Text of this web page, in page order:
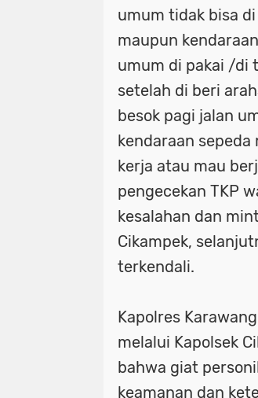
umum tidak bisa
maupun
umum di pakai /di
setelah di beri
besok pagi jalan
kendaraan
kerja atau mau
pengecekan TKP
kesalahan dan
Cikampek,
terkendali.
Kapolres
melalui Kapolsek
bahwa giat
keamanan dan